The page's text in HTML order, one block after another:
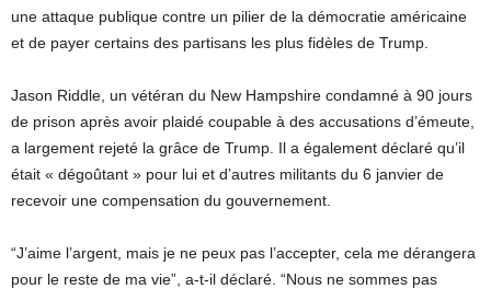
une attaque publique contre un pilier de la démocratie américaine
et de payer certains des partisans les plus fidèles de Trump.
Jason Riddle, un vétéran du New Hampshire condamné à 90 jours
de prison après avoir plaidé coupable à des accusations d’émeute,
a largement rejeté la grâce de Trump. Il a également déclaré qu’il
était « dégoûtant » pour lui et d’autres militants du 6 janvier de
recevoir une compensation du gouvernement.
“J’aime l’argent, mais je ne peux pas l’accepter, cela me dérangera
pour le reste de ma vie”, a-t-il déclaré. “Nous ne sommes pas